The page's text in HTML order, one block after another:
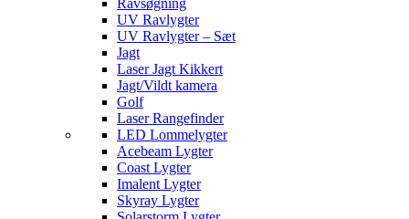
Ravsøgning
UV Ravlygter
UV Ravlygter – Sæt
Jagt
Laser Jagt Kikkert
Jagt/Vildt kamera
Golf
Laser Rangefinder
LED Lommelygter
Acebeam Lygter
Coast Lygter
Imalent Lygter
Skyray Lygter